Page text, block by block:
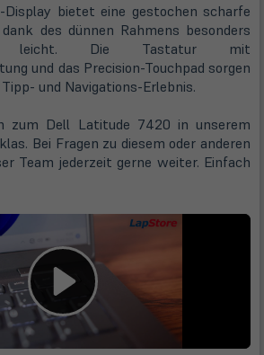
Display bietet eine gestochen scharfe
des dünnen Rahmens besonders
leicht. Die Tastatur mit
und das Precision-Touchpad sorgen
und Navigations-Erlebnis.
zum Dell Latitude 7420 in unserem
Bei Fragen zu diesem oder anderen
Team jederzeit gerne weiter. Einfach